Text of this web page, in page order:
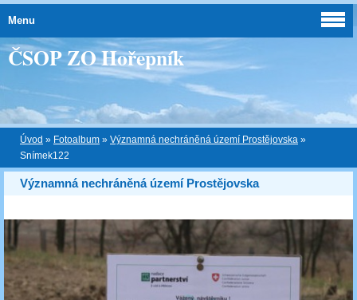
ČSOP ZO Hořepník
Úvod » Fotoalbum » Významná nechráněná území Prostějovska »
Snímek122
Významná nechráněná území Prostějovska
Menu